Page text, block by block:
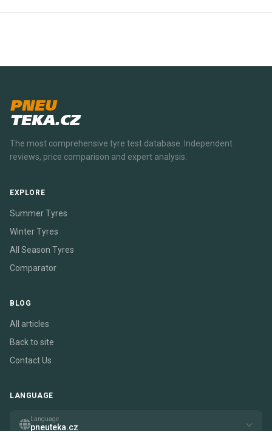
PNEU
TEKA.CZ
The most comprehensive tyre test database. Independent
reviews, price comparison and expert analysis.
EXPLORE
Summer Tyres
Winter Tyres
All Season Tyres
Comparator
BLOG
All articles
Back to site
Contact Us
LANGUAGE
Language
pneuteka.cz